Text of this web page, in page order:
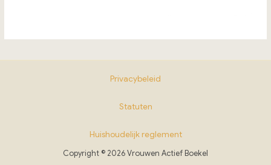
Privacybeleid
Statuten
Huishoudelijk reglement
Copyright © 2026 Vrouwen Actief Boekel